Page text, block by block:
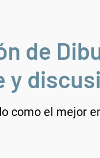
de
y
como el mejor